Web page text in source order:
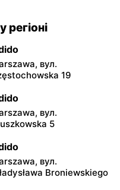
вул.
19
вул.
5
вул.
Broniewskiego